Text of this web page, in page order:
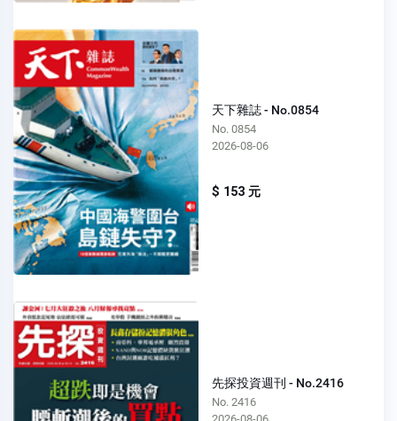
天下雜誌 - No.0854
No. 0854
2026-08-06
$ 153 元
先探投資週刊 - No.2416
No. 2416